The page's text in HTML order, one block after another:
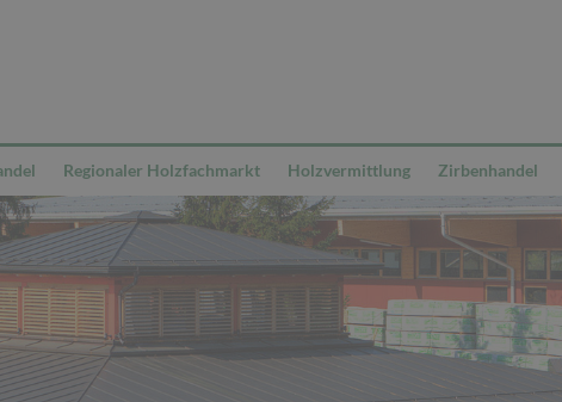
Regionaler Holzfachmarkt Holzvermittlung Zirbenhandel